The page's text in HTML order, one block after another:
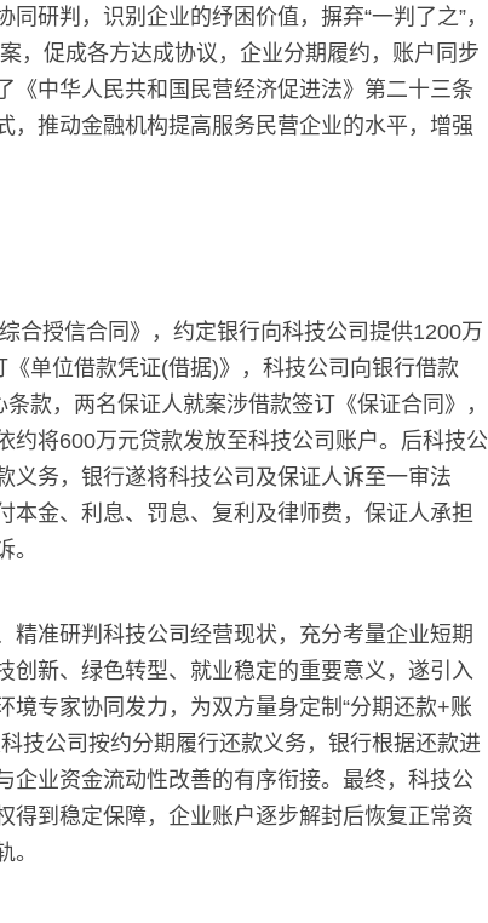
研判，识别企业的纾困价值，摒弃“一判了之”，
，促成各方达成协议，企业分期履约，账户同步
《中华人民共和国民营经济促进法》第二十三条
，推动金融机构提高服务民营企业的水平，增强
授信合同》，约定银行向科技公司提供1200万
单位借款凭证(借据)》，科技公司向银行借款
款，两名保证人就案涉借款签订《保证合同》，
约将600万元贷款发放至科技公司账户。后科技公
义务，银行遂将科技公司及保证人诉至一审法
本金、利息、罚息、复利及律师费，保证人承担
。
准研判科技公司经营现状，充分考量企业短期
创新、绿色转型、就业稳定的重要意义，遂引入
专家协同发力，为双方量身定制“分期还款+账
技公司按约分期履行还款义务，银行根据还款进
企业资金流动性改善的有序衔接。最终，科技公
得到稳定保障，企业账户逐步解封后恢复正常资
。